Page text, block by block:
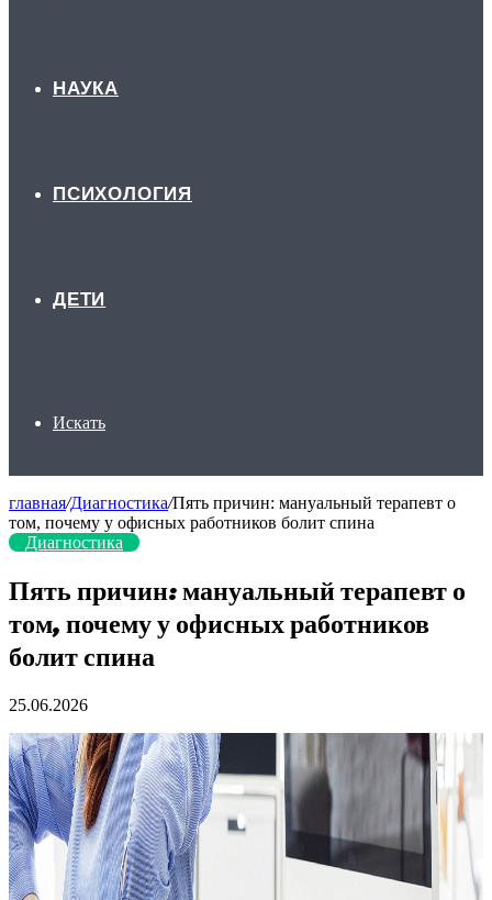
НАУКА
ПСИХОЛОГИЯ
ДЕТИ
Искать
главная/Диагностика/Пять причин: мануальный терапевт о
том, почему у офисных работников болит спина
Диагностика
Пять причин: мануальный терапевт о
том, почему у офисных работников
болит спина
25.06.2026